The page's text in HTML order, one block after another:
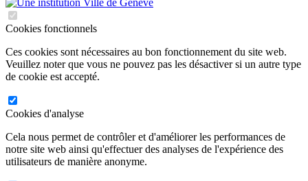
Cookies fonctionnels
Ces cookies sont nécessaires au bon fonctionnement du site web.
Veuillez noter que vous ne pouvez pas les désactiver si un autre type
de cookie est accepté.
Cookies d'analyse
Cela nous permet de contrôler et d'améliorer les performances de
notre site web ainsi qu'effectuer des analyses de l'expérience des
utilisateurs de manière anonyme.